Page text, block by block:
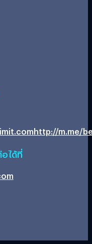
http://m.me/
ได้ที่